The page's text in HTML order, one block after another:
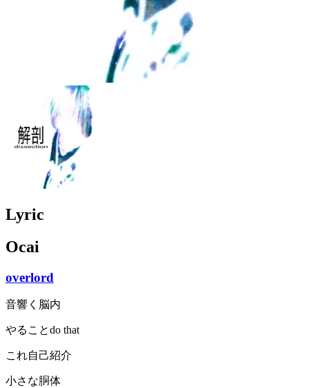
Lyric
Ocai
overlord
音響く脳内
やることdo that
これ自己紹介
小さな胴体